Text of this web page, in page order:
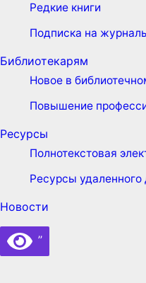
Редкие книги
Подписка на
Библиотекарям
Новое в
Повышение
Ресурсы
Полнотекстовая
Ресурсы удаленного
Новости
’’